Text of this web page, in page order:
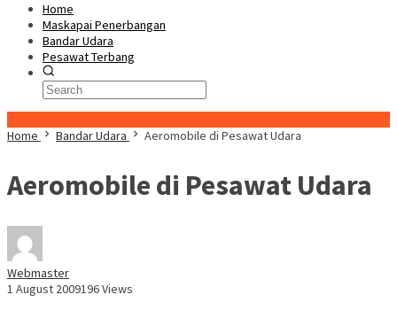
Home
Maskapai Penerbangan
Bandar Udara
Pesawat Terbang
Home
Bandar Udara Aeromobile di Pesawat Udara
Aeromobile di Pesawat Udara
Webmaster
1 August 2009196 Views